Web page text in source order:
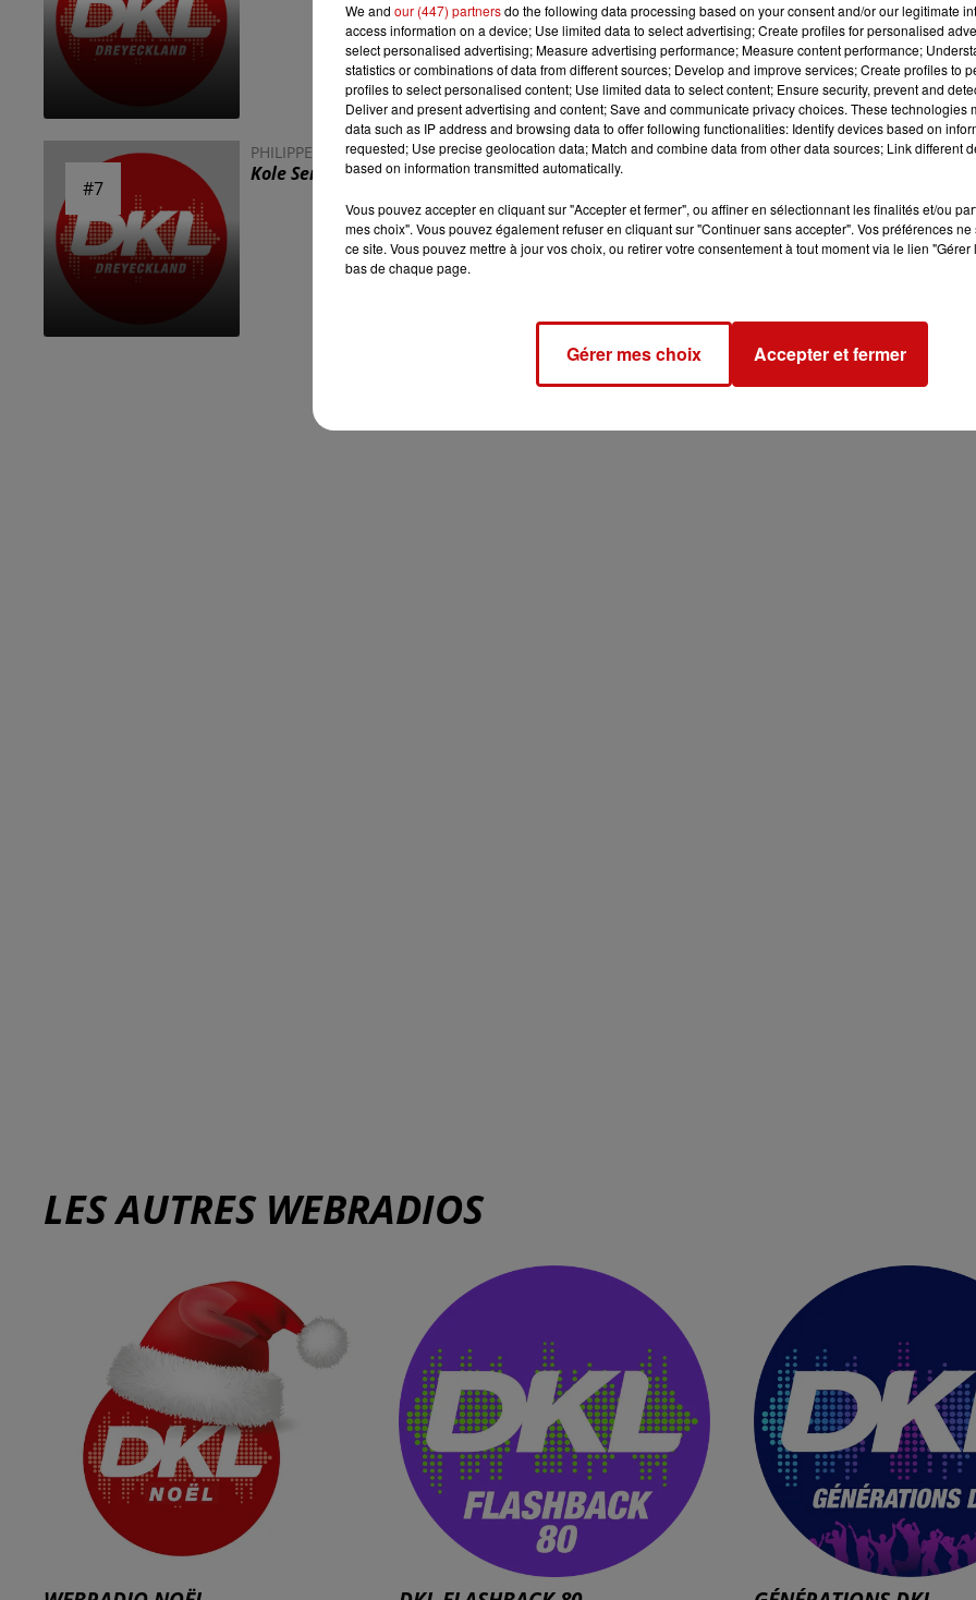
#7
#7
PHILIPPE LAVIL & JOCELYNE BEROARD
Kole Sere
LES AUTRES WEBRADIOS
We and our (447) partnersdo the following data processing based on your consent and/or our legitimate
access information on a device; Use limited data to select advertising; Create profiles for personalised
select personalised advertising; Measure advertising performance; Measure content performance;
statistics or combinations of data from different sources; Develop and improve services; Create profiles to
profiles to select personalised content; Use limited data to select content; Ensure security, prevent and
Deliver and present advertising and content; Save and communicate privacy choices. These technologies
data such as IP address and browsing data to offer following functionalities: Identify devices based on
requested; Use precise geolocation data; Match and combine data from other data sources; Link different
based on information transmitted automatically.
Vous pouvez accepter en cliquant sur "Accepter et fermer", ou affiner en sélectionnant les finalités et/ou
mes choix". Vous pouvez également refuser en cliquant sur "Continuer sans accepter". Vos préférences
ce site. Vous pouvez mettre à jour vos choix, ou retirer votre consentement à tout moment via le lien
bas de chaque page.
Gérer mes choix Accepter et fermer